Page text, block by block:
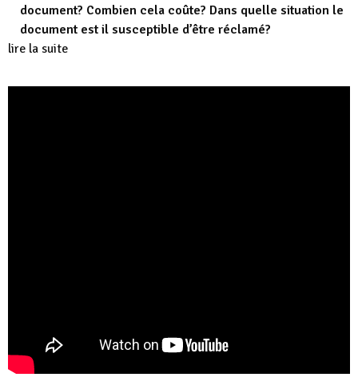
document? Combien cela coûte? Dans quelle situation le
document est il susceptible d’être réclamé?
lire la suite